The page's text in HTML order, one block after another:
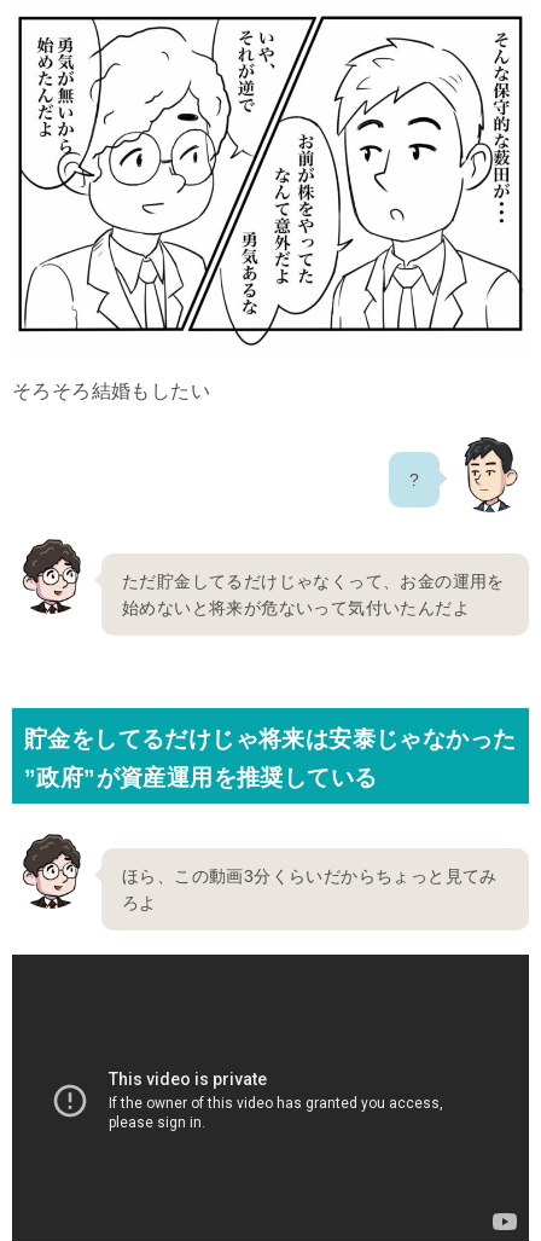
そろそろ結婚もしたい
?
ただ貯金してるだけじゃなくって、お金の運用を
始めないと将来が危ないって気付いたんだよ
貯金をしてるだけじゃ将来は安泰じゃなかった
”政府”が資産運用を推奨している
ほら、この動画3分くらいだからちょっと見てみ
ろよ